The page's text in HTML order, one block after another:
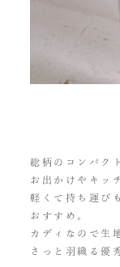
総柄のコンパク
お出かけやキッ
軽くて持ち運び
おすすめ。
カディなので生
さっと羽織る優